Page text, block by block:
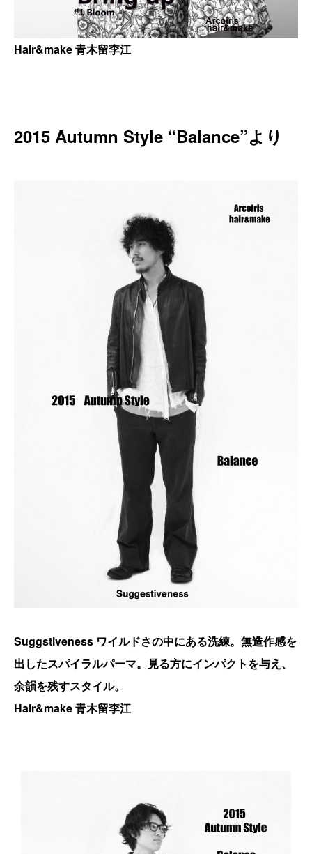
Hair&make 青木留李江
2015 Autumn Style “Balance”より
Suggstiveness ワイルドさの中にある洗練。無造作感を
出したスパイラルパーマ。見る方にインパクトを与え、
余韻を残すスタイル。
Hair&make 青木留李江